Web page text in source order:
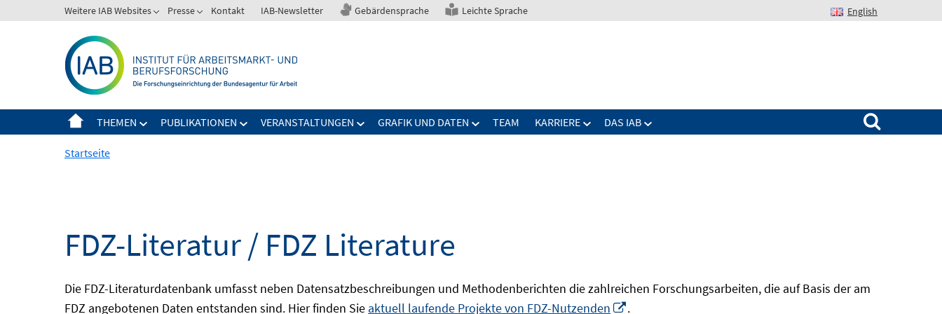
zum
Weitere IAB Websites Presse Kontakt IAB-Newsletter Gebärdensprache Leichte Sprache English
THEMEN PUBLIKATIONEN VERANSTALTUNGEN GRAFIK UND DATEN TEAM KARRIERE DAS IAB
Suchen nach:
Startseite
FDZ-Literatur / FDZ Literature
Die FDZ-Literaturdatenbank umfasst neben Datensatzbeschreibungen und Methodenberichten die zahlreichen Forschungsarbeiten, die auf Basis der am
FDZ angebotenen Daten entstanden sind. Hier finden Sie aktuell laufende Projekte von FDZ-Nutzenden In.